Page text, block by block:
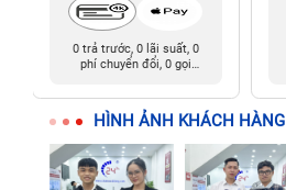
0 trả trước, 0 lãi suất, 0
phí chuyển đổi, 0 gọi
HÌNH ẢNH KHÁCH HÀNG